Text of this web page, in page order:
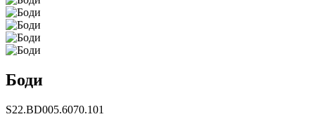
Боди
S22.BD005.6070.101